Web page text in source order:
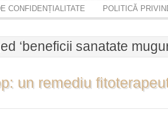
CONFIDENȚIALITATE POLITICĂ
‘beneficii sanatate
un remediu